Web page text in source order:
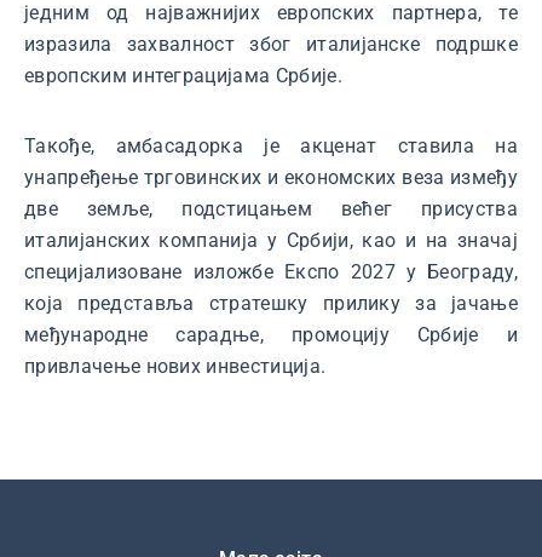
једним од најважнијих европских партнера, те
изразила захвалност због италијанске подршке
европским интеграцијама Србије.
Такође, амбасадорка је акценат ставила на
унапређење трговинских и економских веза између
две земље, подстицањем већег присуства
италијанских компанија у Србији, као и на значај
специјализоване изложбе Експо 2027 у Београду,
која представља стратешку прилику за јачање
међународне сарадње, промоцију Србије и
привлачење нових инвестиција.